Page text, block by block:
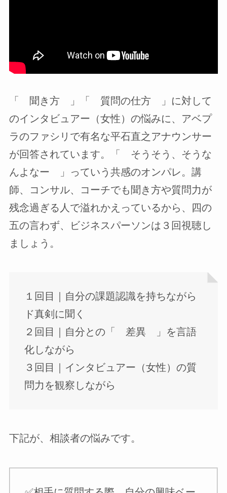
「 聞き方 」「 質問の仕方 」に対して
のインタビュアー（女性）の悩みに、アベプ
ラのファシリで有名な平石直之アナウンサー
が回答されています。「 そうそう、そうな
んよなー 」っていう共感のオンパレ。講
師、コンサル、コーチでも聞き方や質問力が
残念過ぎる人で溢れかえっているから、四の
五の言わず、ビジネスパーソンは３回視聴し
ましょう。
１回目｜自分の課題認識を持ちながら
ド真剣に聞く
２回目｜自分との「 差異 」を言語
化しながら
３回目｜インタビュアー（女性）の質
問力を観察しながら
下記が、相談者の悩みです。